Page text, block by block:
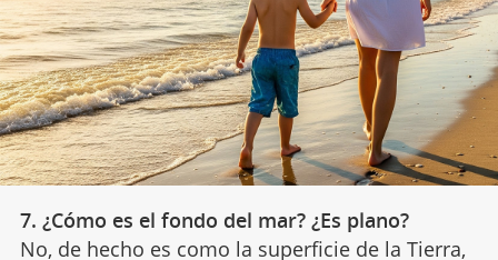
7. ¿Cómo es el fondo del mar? ¿Es plano?
No, de hecho es como la superficie de la Tierra,